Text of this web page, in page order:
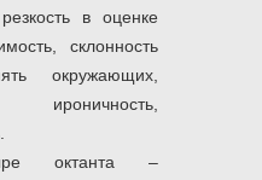
в оценке
склонность
окружающих,
ироничность,
октанта –